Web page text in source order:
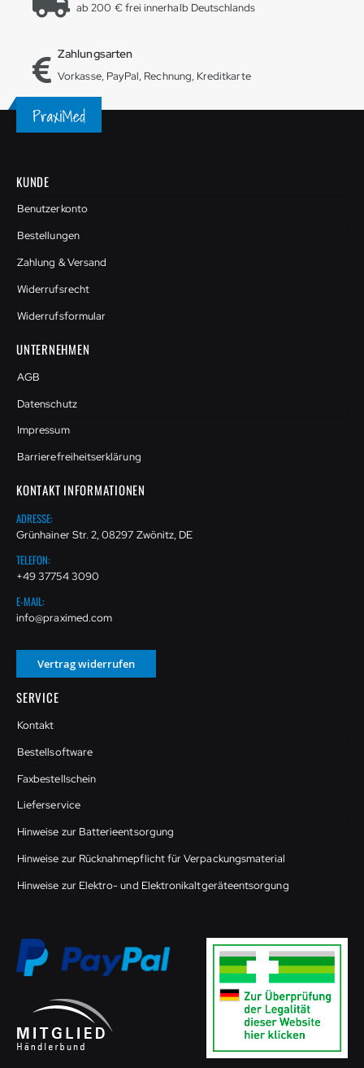
ab 200 € frei innerhalb Deutschlands
Zahlungsarten
Vorkasse, PayPal, Rechnung, Kreditkarte
KUNDE
Benutzerkonto
Bestellungen
Zahlung & Versand
Widerrufsrecht
Widerrufsformular
UNTERNEHMEN
AGB
Datenschutz
Impressum
Barrierefreiheitserklärung
KONTAKT INFORMATIONEN
ADRESSE:
Grünhainer Str. 2, 08297 Zwönitz, DE
TELEFON:
+49 37754 3090
E-MAIL:
info@praximed.com
Vertrag widerrufen
SERVICE
Kontakt
Bestellsoftware
Faxbestellschein
Lieferservice
Hinweise zur Batterieentsorgung
Hinweise zur Rücknahmepflicht für Verpackungsmaterial
Hinweise zur Elektro- und Elektronikaltgeräteentsorgung